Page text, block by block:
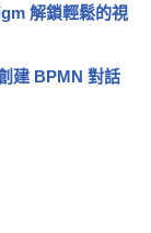
解鎖輕鬆的視
建 BPMN 對話